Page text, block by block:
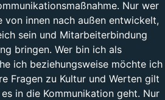
Nur wer
von innen nach außen entwickelt,
sein und Mitarbeiterbindung
bringen. Wer bin ich als
ich beziehungsweise möchte ich
Fragen zu Kultur und Werten gilt
in die Kommunikation geht. Nur